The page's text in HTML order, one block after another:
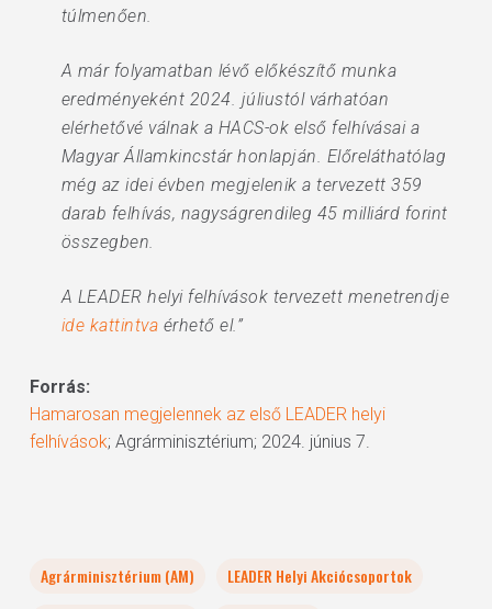
túlmenően.
A már folyamatban lévő előkészítő munka
eredményeként 2024. júliustól várhatóan
elérhetővé válnak a HACS-ok első felhívásai a
Magyar Államkincstár honlapján. Előreláthatólag
még az idei évben megjelenik a tervezett 359
darab felhívás, nagyságrendileg 45 milliárd forint
összegben.
A LEADER helyi felhívások tervezett menetrendje
ide kattintva érhető el.”
Forrás:
Hamarosan megjelennek az első LEADER helyi
felhívások; Agrárminisztérium; 2024. június 7.
Agrárminisztérium (AM)
LEADER Helyi Akciócsoportok